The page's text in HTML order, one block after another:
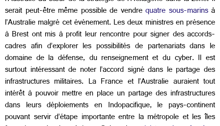
serait peut-être même possible de vendrequatre sous-marinsà
l’Australie malgré cet événement. Les deux ministres en présence
à Brest ont mis à profit leur rencontre pour signer des accords-
cadres afin d’explorer les possibilités de partenariats dans le
domaine de la défense, du renseignement et du cyber. Il est
surtout intéressant de noter l’accord signé dans le partage des
infrastructures militaires. La France et l’Australie auraient tout
intérêt à pouvoir mettre en place un partage des infrastructures
dans leurs déploiements en Indopacifique, le pays-continent
pouvant servir d’étape importante entre la métropole et les îles